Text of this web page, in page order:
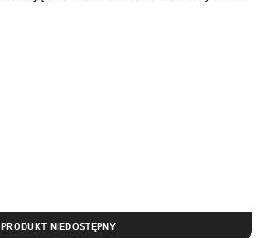
PRODUKT NIEDOSTĘPNY